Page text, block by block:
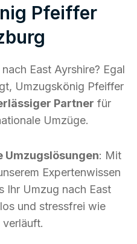
Pfeiffer
East Ayrshire? Egal
Umzugskönig Pfeiffer
Partner für
Umzüge.
Umzugslösungen: Mit
Expertenwissen
Ihr Umzug nach East
und stressfrei wie